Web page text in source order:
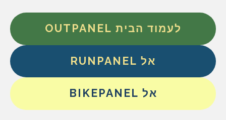
לעמוד הבית OUTPANEL
אל RUNPANEL
אל BIKEPANEL